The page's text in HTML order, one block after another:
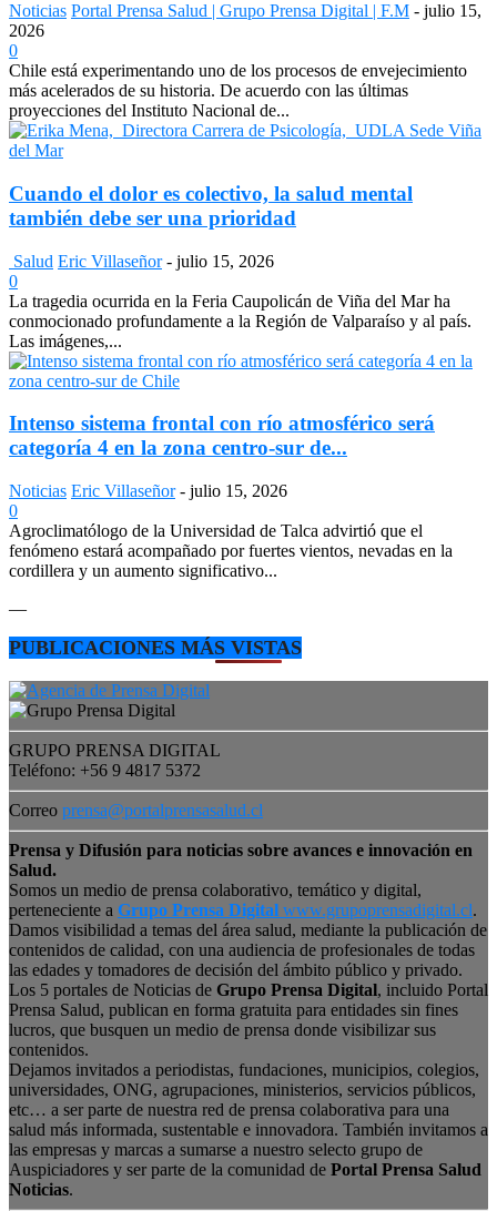
Noticias Portal Prensa Salud | Grupo Prensa Digital | F.M - julio 15,
2026
0
Chile está experimentando uno de los procesos de envejecimiento
más acelerados de su historia. De acuerdo con las últimas
proyecciones del Instituto Nacional de...
Cuando el dolor es colectivo, la salud mental
también debe ser una prioridad
Salud Eric Villaseñor - julio 15, 2026
0
La tragedia ocurrida en la Feria Caupolicán de Viña del Mar ha
conmocionado profundamente a la Región de Valparaíso y al país.
Las imágenes,...
Intenso sistema frontal con río atmosférico será
categoría 4 en la zona centro-sur de...
Noticias Eric Villaseñor - julio 15, 2026
0
Agroclimatólogo de la Universidad de Talca advirtió que el
fenómeno estará acompañado por fuertes vientos, nevadas en la
cordillera y un aumento significativo...
—
PUBLICACIONES MÁS VISTAS
GRUPO PRENSA DIGITAL
Teléfono: +56 9 4817 5372
Correo prensa@portalprensasalud.cl
Prensa y Difusión para noticias sobre avances e innovación en
Salud.
Somos un medio de prensa colaborativo, temático y digital,
perteneciente a Grupo Prensa Digital www.grupoprensadigital.cl.
Damos visibilidad a temas del área salud, mediante la publicación de
contenidos de calidad, con una audiencia de profesionales de todas
las edades y tomadores de decisión del ámbito público y privado.
Los 5 portales de Noticias de Grupo Prensa Digital, incluido Portal
Prensa Salud, publican en forma gratuita para entidades sin fines
lucros, que busquen un medio de prensa donde visibilizar sus
contenidos.
Dejamos invitados a periodistas, fundaciones, municipios, colegios,
universidades, ONG, agrupaciones, ministerios, servicios públicos,
etc… a ser parte de nuestra red de prensa colaborativa para una
salud más informada, sustentable e innovadora. También invitamos a
las empresas y marcas a sumarse a nuestro selecto grupo de
Auspiciadores y ser parte de la comunidad de Portal Prensa Salud
Noticias.